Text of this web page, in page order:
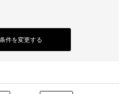
件を変更する